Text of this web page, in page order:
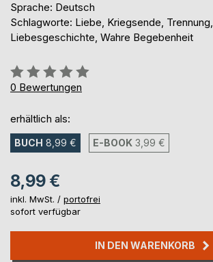
Sprache: Deutsch
Schlagworte: Liebe, Kriegsende, Trennung,
Liebesgeschichte, Wahre Begebenheit
Bewertung::
0%
0 Bewertungen
erhältlich als:
BUCH 8,99 € E-BOOK 3,99 €
8,99 €
inkl. MwSt. / portofrei
sofort verfügbar
IN DEN WARENKORB